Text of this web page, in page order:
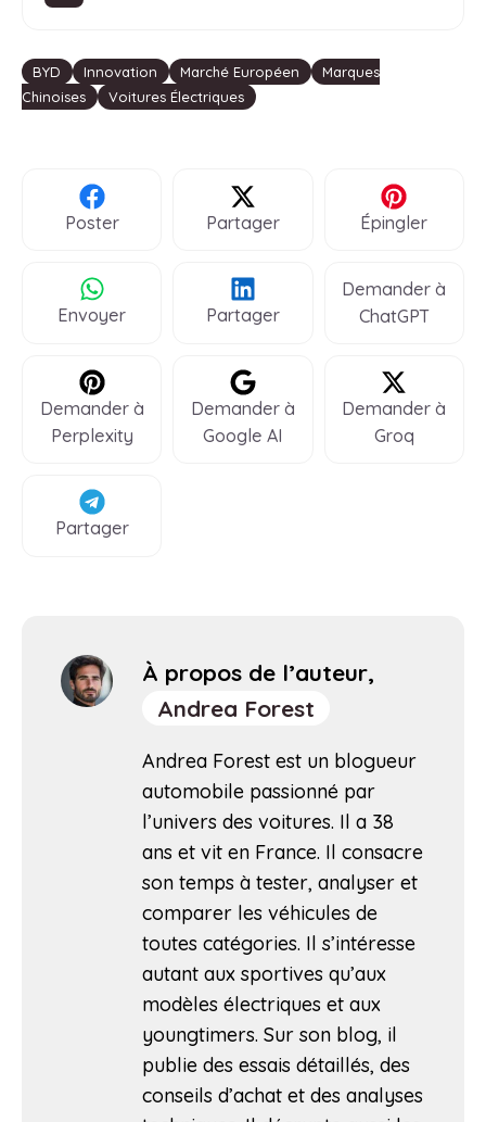
Étiquettes
BYD Innovation Marché Européen
Marques
Chinoises
Voitures Électriques
Poster Partager Épingler
Envoyer Partager
Demander à
ChatGPT
Demander à
Perplexity
Demander à
Google AI
Demander à
Groq
Partager
À propos de l’auteur,
Andrea Forest
Andrea Forest est un blogueur
automobile passionné par
l’univers des voitures. Il a 38
ans et vit en France. Il consacre
son temps à tester, analyser et
comparer les véhicules de
toutes catégories. Il s’intéresse
autant aux sportives qu’aux
modèles électriques et aux
youngtimers. Sur son blog, il
publie des essais détaillés, des
conseils d’achat et des analyses